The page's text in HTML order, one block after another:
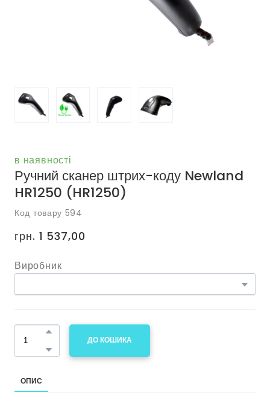
в наявності
Ручний сканер штрих-коду Newland
HR1250 (HR1250)
Код товару 594
грн. 1 537,00
Виробник
ДО КОШИКА
ОПИС